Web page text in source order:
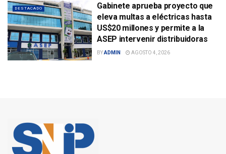
DESTACADO
Gabinete aprueba proyecto que
eleva multas a eléctricas hasta
US$20 millones y permite a la
ASEP intervenir distribuidoras
BYADMIN AGOSTO 4, 2026